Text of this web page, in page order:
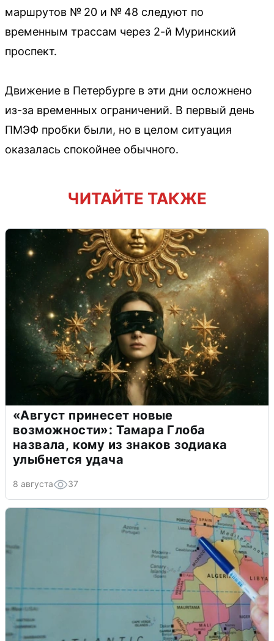
маршрутов № 20 и № 48 следуют по
временным трассам через 2-й Муринский
проспект.
Движение в Петербурге в эти дни осложнено
из-за временных ограничений. В первый день
ПМЭФ пробки были, но в целом ситуация
оказалась спокойнее обычного.
ЧИТАЙТЕ ТАКЖЕ
«Август принесет новые
возможности»: Тамара Глоба
назвала, кому из знаков зодиака
улыбнется удача
8 августа 37